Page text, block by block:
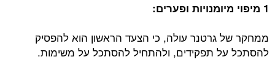
1 מיפוי מיומנויות ופערים:
ממחקר של גרטנר עולה, כי הצעד הראשון הוא להפסיק
להסתכל על תפקידים, ולהתחיל להסתכל על משימות.